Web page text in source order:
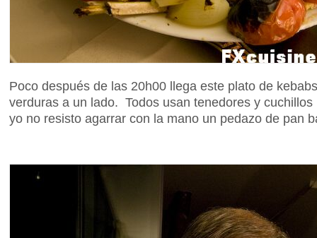
Poco después de las 20h00 llega este plato de
verduras a un lado. Todos usan tenedores y
yo no resisto agarrar con la mano un pedazo de pan